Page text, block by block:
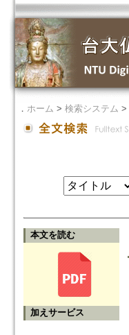
． ホーム > 検索システム >
本文を読む
加えサービス